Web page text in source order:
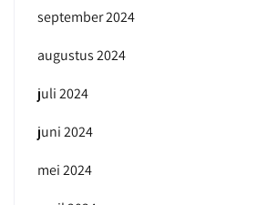
september 2024
augustus 2024
juli 2024
juni 2024
mei 2024